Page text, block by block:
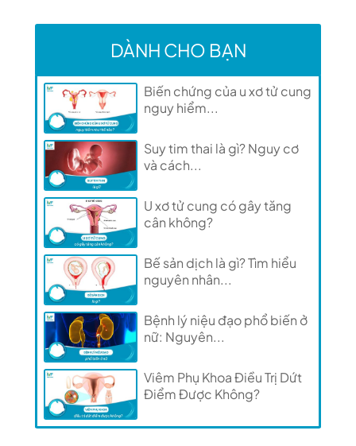
DÀNH CHO BẠN
Biến chứng của u xơ tử cung
nguy hiểm...
Suy tim thai là gì? Nguy cơ
và cách...
U xơ tử cung có gây tăng
cân không?
Bế sản dịch là gì? Tìm hiểu
nguyên nhân...
Bệnh lý niệu đạo phổ biến ở
nữ: Nguyên...
Viêm Phụ Khoa Điều Trị Dứt
Điểm Được Không?